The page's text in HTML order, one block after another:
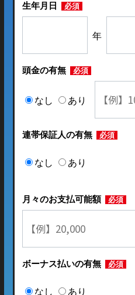
生年月日 必須
年
頭金の有無 必須
なし あり
連帯保証人の有無 必須
なし あり
月々のお支払可能額 必須
ボーナス払いの有無 必須
なし あり